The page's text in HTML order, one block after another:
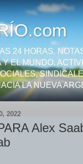
24 HORAS.
Y EL MUNDO.
LA NUEVA
2022
Alex